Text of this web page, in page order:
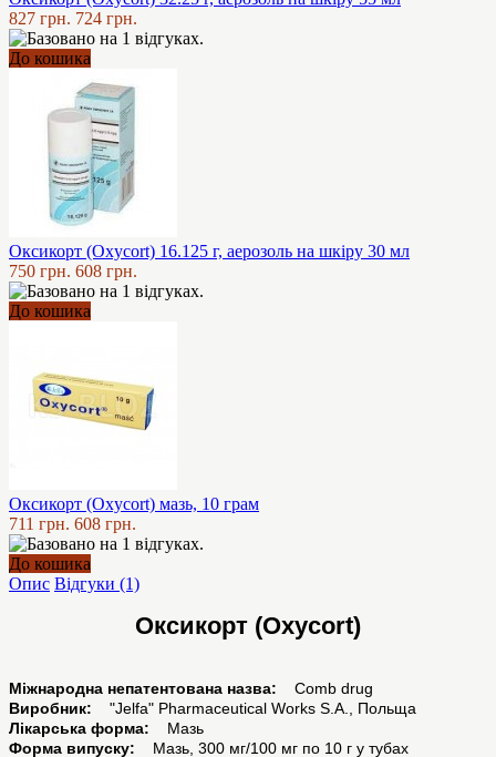
827 грн. 724 грн.
До кошика
Оксикорт (Oxycort) 16.125 г, аерозоль на шкіру 30 мл
750 грн. 608 грн.
До кошика
Оксикорт (Oxycort) мазь, 10 грам
711 грн. 608 грн.
До кошика
Опис Відгуки (1)
Оксикорт (Oxycort)
Міжнародна непатентована назва: Comb drug
Виробник: "Jelfa" Pharmaceutical Works S.A., Польща
Лікарська форма: Мазь
Форма випуску: Мазь, 300 мг/100 мг по 10 г у тубах